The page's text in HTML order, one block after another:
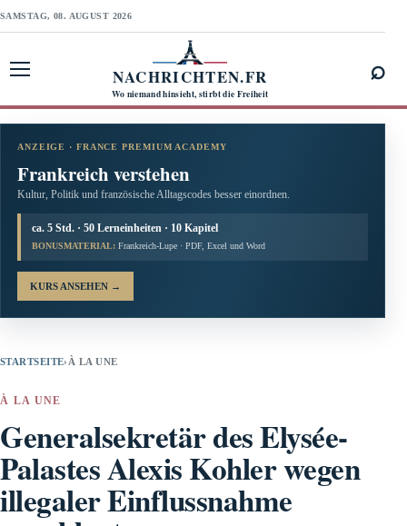
SAMSTAG, 08. AUGUST 2026
NACHRICHTEN.FR
Wo niemand hinsieht, stirbt die Freiheit
⌕
ANZEIGE · FRANCE PREMIUM ACADEMY
Frankreich verstehen
Kultur, Politik und französische Alltagscodes besser einordnen.
ca. 5 Std. · 50 Lerneinheiten · 10 Kapitel
BONUSMATERIAL: Frankreich-Lupe · PDF, Excel und Word
KURS ANSEHEN →
STARTSEITE› À LA UNE
À LA UNE
Generalsekretär des Elysée-
Palastes Alexis Kohler wegen
illegaler Einflussnahme